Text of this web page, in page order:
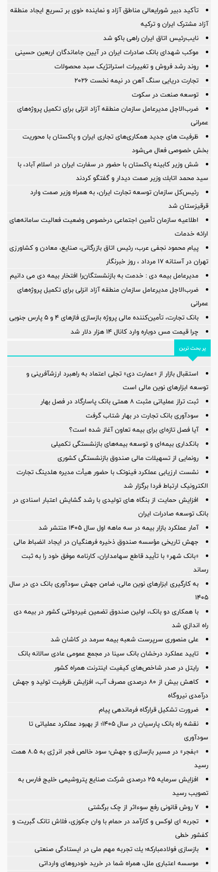
تأکید دبیر شورایعالی مناطق آزاد و نماینده خوی بر تسریع ایجاد منطقه
آزاد مشترک ایران و ترکیه
نایب‌رئیس اتاق ایران راهی باکو شد
موکب شهدای بانک صادرات ایران در آیین جاماندگان اربعین حسینی
روند رشد فروش و تغییرات استراتژیک سبد محصولات
تجارت دریایی سنگ آهن در نیمه نخست ۲۰۲۶
توسعه صنعت در سکوت
ضرب‌الاجل مدیرعامل سازمان منطقه آزاد انزلی برای تكمیل پروژه‌های
عمرانی
ظرفیت های جدید همکاری‌های تجاری ایران و پاکستان با محوریت
بخش خصوصی فعال می‌شود
شش وزیر کابینه پاکستان با حضور در سفارت ایران در اسلام آباد، با
سيد محمد اتابك وزير صمت ديدار و گفتگو كردند
رئیس‌کل سازمان توسعه تجارت ایران، به همراه وزیر صمت وارد
قرقیزستان شد
اطلاعیه سازمان تأمین اجتماعی درخصوص وضعیت فعالیت سامانه‌های
ارائه خدمات
پیام محمود نجفی عرب، رئیس اتاق بازرگانی، صنایع، معادن و کشاورزی
تهران در آستانه 17 مرداد ، روز خبرنگار
مدیرعامل بیمه دی : خدمت به بازنشستگان‌را افتخار بیمه دی می دانیم
ضرب‌الاجل مدیرعامل سازمان منطقه آزاد انزلی برای تكمیل پروژه‌های
عمرانی
بانک تجارت، تأمین‌کننده مالی پروژه بازسازی فازهای ۴ و ۵ پارس جنوبی
چرا قیمت مس دوباره وارد کانال ۱۴ هزار دلار شد
پر بحث ترین
استقبال بازار از «عمارت دی» تجلی اعتماد به راهبرد ارزشآفرینی و
توسعه ابزارهای نوین مالی است
ثبت تراز عملیاتی مثبت ۸ همتی بانک پاسارگاد در فصل بهار
سودآوری بانک تجارت در بهار شتاب گرفت
آیا فصل تازه‌ای برای بیمه تعاون آغاز شده است؟
بانکداری بیمه‌ای و توسعه بیمه‌های بازنشستگی تکمیلی
رونمایی از تسهیلات مالی صندوق بازنشستگی کشوری
نشست ارزیابی عملکرد فینوتک با حضور هیأت‌ مدیره هلدینگ تجارت
الکترونیک ارتباط فردا برگزار شد
افزایش حمایت از بنگاه های تولیدی با رشد گشایش اعتبار اسنادی در
بانک توسعه صادرات ایران
آمار عملكرد بازار بیمه در سه ماهه اول سال 1405 منتشر شد
جهش تاریخی مؤسسه صندوق ذخیره فرهنگیان در ایجاد انضباط مالی
«بانک شهر» با تأیید قاطع سهامداران، کارنامه موفق خود را به ثبت
رساند
به کارگیری ابزارهای نوین مالی، ضامن جهش سودآوری بانک دی در سال
۱۴۰۵
با همکاری دو بانک، اولین صندوق تضمین غیردولتی کشور در بیمه دی
راه اندازي شد
علی منصوری سرپرست شعبه بیمه سرمد در کاشان شد
تایید عملکرد درخشان بانک سینا در مجمع عمومی عادی سالانه بانک
رایتل در صدر شاخص‌های کیفیت اینترنت همراه کشور
کاهش بیش از ۸۰ درصدی مصرف آب، افزایش ظرفیت تولید و جهش
درآمدی نیروگاه
ضرورت تشكیل قرارگاه فرماندهی پیام
نقشه راه بانک پارسیان در سال ۱۴۰۵؛ از بهبود عملکرد عملیاتی تا
سودآوری
«بفجر» در مسیر بازسازی و جهش؛ سود خالص فجر انرژی به ۸.۵ همت
رسید
افزایش سرمایه ۲۵ درصدی شرکت صنایع پتروشیمی خلیج فارس به
تصویب رسید
۷ روش قانونی رفع سوء‌اثر از چک برگشتی
تجربه ای لوکس و کارآمد در حمام با وان جکوزی، فلاش تانک گبریت و
کفشور خطی
بازسازی فولادمباركه؛ یك تجربه مهم ملی در ایستادگی صنعتی
موسسه اعتباری ملل، همراه شما در خرید خودروهای وارداتی